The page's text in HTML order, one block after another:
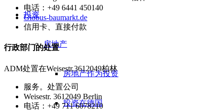
投资
房地产
房地产作为投资
投资在德国
电话：+49 6441 450140
Globus-baumarkt.de
信用卡、直接付款
行政部门的处置
ADM处置在Weisestr.3612049柏林
服务。处置公司
Weisestr. 3612049 Berlin
电话：+49 711 6078210